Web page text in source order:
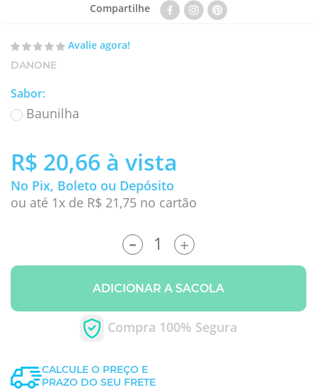
Compartilhe
Avalie agora!
DANONE
Sabor:
Baunilha
R$ 20,66 à vista
No Pix, Boleto ou Depósito
ou até 1x de R$ 21,75 no cartão
- +
ADICIONAR A SACOLA
Compra 100% Segura
CALCULE O PREÇO E
PRAZO DO SEU FRETE